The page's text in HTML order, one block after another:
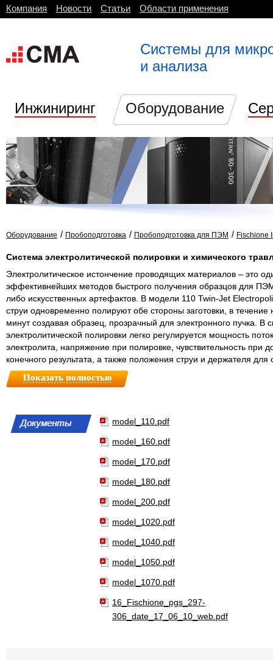
Компания Новости Статьи Области применения
Системы для
и анализа
Инжиниринг Оборудование
Оборудование / Пробоподготовка / Пробоподготовка для ПЭМ / Fischione
Система электролитической полировки и химического
Электролитическое истончение проводящих материалов – это
эффективнейших методов быстрого получения образцов для
либо искусственных артефактов. В модели 110 Twin-Jet
струи одновременно полируют обе стороны заготовки, в течение
минут создавая образец, прозрачный для электронного пучка. В
электролитической полировки легко регулируется мощность
электролита, напряжение при полировке, чувствительность при
конечного результата, а также положения струи и держателя для
Показать полностью
Документы model_110.pdf
model_160.pdf
model_170.pdf
model_180.pdf
model_200.pdf
model_1020.pdf
model_1040.pdf
model_1050.pdf
model_1070.pdf
16_Fischione_pgs_297-
306_date_17_06_10_web.pdf